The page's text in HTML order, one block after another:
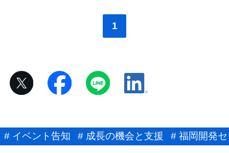
1
# イベント告知 # 成長の機会と支援 # 福岡開発